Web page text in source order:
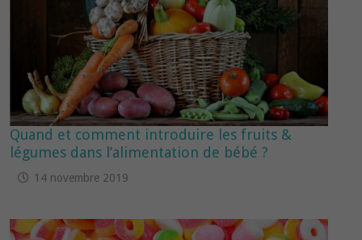
Quand et comment introduire les fruits &
légumes dans l’alimentation de bébé ?
14 novembre 2019